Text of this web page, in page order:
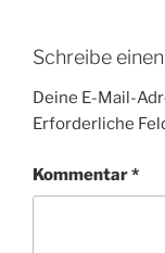
Schreibe
Deine E-Mail-
Erforderliche
Kommentar*